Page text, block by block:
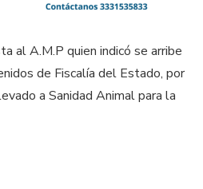
al A.M.P quien indicó se arribe
de Fiscalía del Estado, por
a Sanidad Animal para la